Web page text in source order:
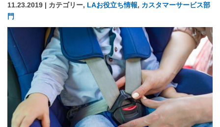
11.23.2019 | カテゴリー, LAお役立ち情報, カスタマーサービス部
門